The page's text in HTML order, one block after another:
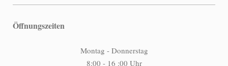
Öffnungszeiten
Montag - Donnerstag
8:00 - 16 :00 Uhr